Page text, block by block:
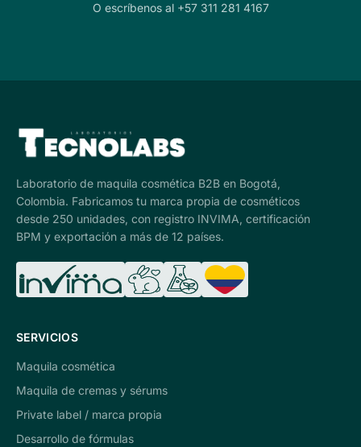
O escríbenos al +57 311 281 4167
Laboratorio de maquila cosmética B2B en Bogotá,
Colombia. Fabricamos tu marca propia de cosméticos
desde 250 unidades, con registro INVIMA, certificación
BPM y exportación a más de 12 países.
SERVICIOS
Maquila cosmética
Maquila de cremas y sérums
Private label / marca propia
Desarrollo de fórmulas